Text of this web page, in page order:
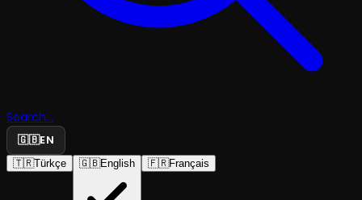
Search...
🇬🇧EN
🇹🇷Türkçe 🇬🇧English 🇫🇷Français